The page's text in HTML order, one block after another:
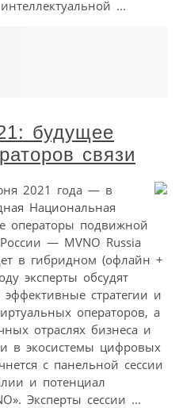
...
будущее
связи
2021 года — в
Национальная
операторы подвижной
— MVNO Russia
в гибридном (офлайн +
эксперты обсудят
стратегии и
операторов, а
отраслях бизнеса и
в экосистемы цифровых
с панельной сессии
и потенциал
Эксперты сессии ...